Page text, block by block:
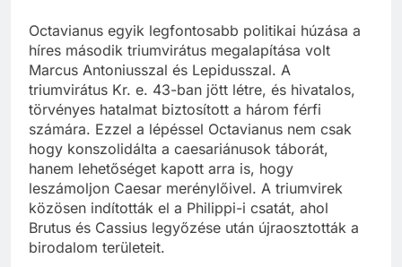
Octavianus egyik legfontosabb politikai húzása a
híres második triumvirátus megalapítása volt
Marcus Antoniusszal és Lepidusszal. A
triumvirátus Kr. e. 43-ban jött létre, és hivatalos,
törvényes hatalmat biztosított a három férfi
számára. Ezzel a lépéssel Octavianus nem csak
hogy konszolidálta a caesariánusok táborát,
hanem lehetőséget kapott arra is, hogy
leszámoljon Caesar merénylőivel. A triumvirek
közösen indították el a Philippi-i csatát, ahol
Brutus és Cassius legyőzése után újraosztották a
birodalom területeit.